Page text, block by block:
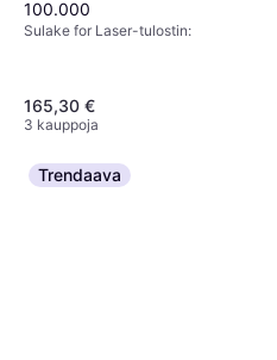
100.000
Sulake for Laser-tulostin:
165,30 €
3 kauppoja
Trendaava